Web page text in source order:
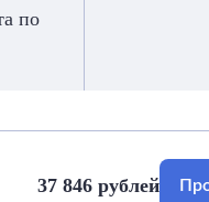
по
37 846 рублей